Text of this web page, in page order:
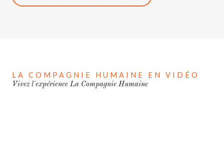
LA COMPAGNIE HUMAINE EN VIDÉO
Vivez l'expérience La Compagnie Humaine